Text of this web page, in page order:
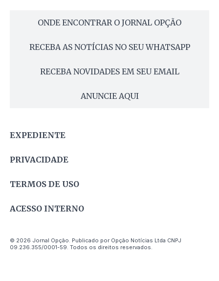
ONDE ENCONTRAR O JORNAL OPÇÃO
RECEBA AS NOTÍCIAS NO SEU WHATSAPP
RECEBA NOVIDADES EM SEU EMAIL
ANUNCIE AQUI
EXPEDIENTE
PRIVACIDADE
TERMOS DE USO
ACESSO INTERNO
© 2026 Jornal Opção. Publicado por Opção Notícias Ltda CNPJ
09.236.355/0001-59. Todos os direitos reservados.